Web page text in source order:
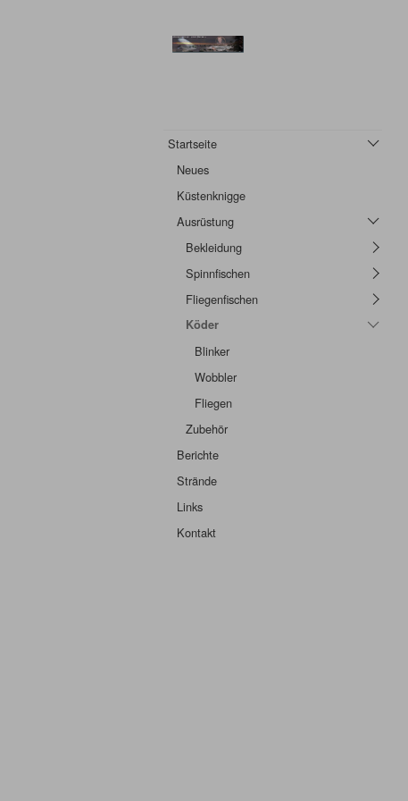
Startseite
Neues
Küstenknigge
Ausrüstung
Bekleidung
Spinnfischen
Fliegenfischen
Köder
Blinker
Wobbler
Fliegen
Zubehör
Berichte
Strände
Links
Kontakt